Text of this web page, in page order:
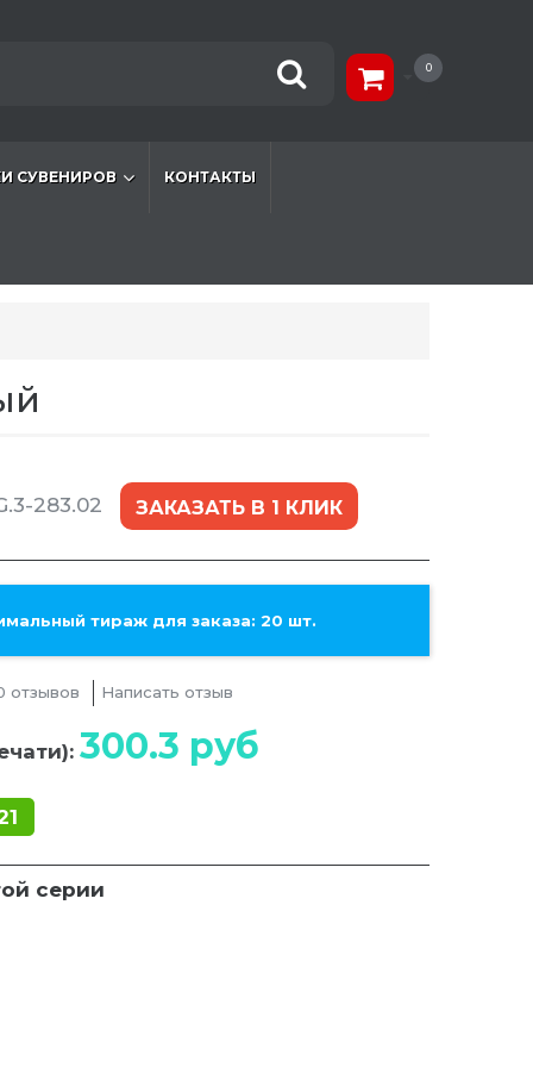
0
СУВЕНИРОВ КОНТАКТЫ
283.02 ЗАКАЗАТЬ В 1 КЛИК
тираж для заказа: 20 шт.
отзывов Написать отзыв
300.3 руб
серии